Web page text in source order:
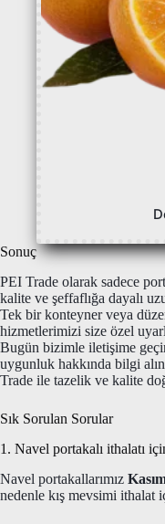
Sonuç
PEI Trade olarak sadece
kalite ve şeffaflığa dayalı
Tek bir konteyner veya
hizmetlerimizi size özel
Bugün bizimle iletişime
uygunluk hakkında bilgi
Trade ile tazelik ve kalite
Sık Sorulan Sorular
1. Navel portakalı ithalatı
Navel portakallarımız
nedenle kış mevsimi ithalat